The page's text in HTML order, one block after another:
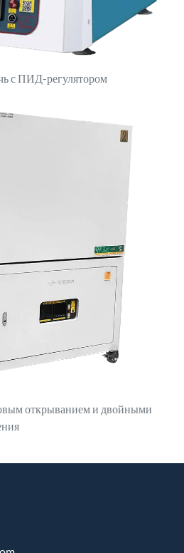
открыванием и двойными
Дунфэн, парк Синьань, зона
развития, уезд Синьань,